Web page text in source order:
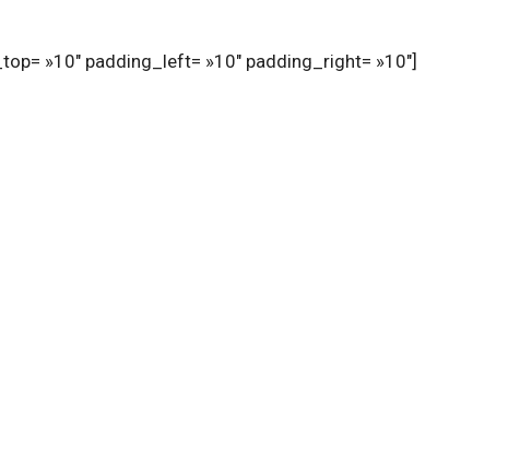
»10″ padding_left= »10″ padding_right= »10″]